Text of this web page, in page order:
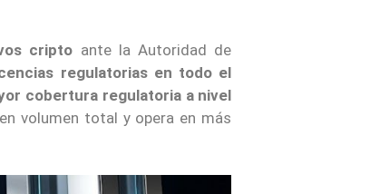
cripto ante la Autoridad de
regulatorias en todo el
cobertura regulatoria a nivel
volumen total y opera en más